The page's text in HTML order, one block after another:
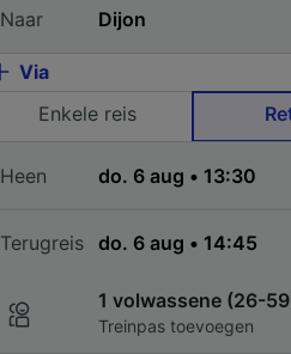
Naar
Via
Enkele reis
Heen
Terugreis
1 volwassene (26-
Treinpas toevoegen